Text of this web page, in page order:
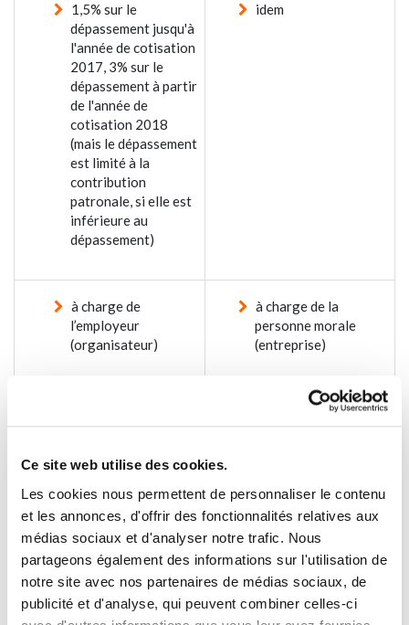
Ce site web utilise des cookies.
Les cookies nous permettent de personnaliser le contenu
et les annonces, d'offrir des fonctionnalités relatives aux
médias sociaux et d'analyser notre trafic. Nous
partageons également des informations sur l'utilisation de
notre site avec nos partenaires de médias sociaux, de
publicité et d'analyse, qui peuvent combiner celles-ci
1,5% sur le
dépassement jusqu'à
l'année de cotisation
2017, 3% sur le
dépassement à partir
de l'année de
cotisation 2018
(mais le dépassement
est limité à la
contribution
patronale, si elle est
inférieure au
dépassement)
idem
à charge de
l’employeur
(organisateur)
à charge de la
personne morale
(entreprise)
Pour les plans de
pension non gérés
selon le principe des
comptes individuels
Pas d’application